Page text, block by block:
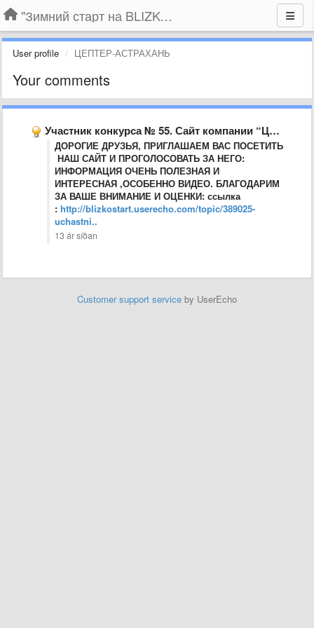
"Зимний старт на BLIZKO.ru". Конкурс компаний
User profile ЦЕПТЕР-АСТРАХАНЬ
Your comments
Участник конкурса № 55. Сайт компании “Цептер: Здоровье и красота”
ДОРОГИЕ ДРУЗЬЯ, ПРИГЛАШАЕМ ВАС ПОСЕТИТЬ
НАШ САЙТ И ПРОГОЛОСОВАТЬ ЗА НЕГО:
ИНФОРМАЦИЯ ОЧЕНЬ ПОЛЕЗНАЯ И
ИНТЕРЕСНАЯ ,ОСОБЕННО ВИДЕО. БЛАГОДАРИМ
ЗА ВАШЕ ВНИМАНИЕ И ОЦЕНКИ: ссылка
: http://blizkostart.userecho.com/topic/389025-
uchastni..
13 ár síðan
Customer support service by UserEcho